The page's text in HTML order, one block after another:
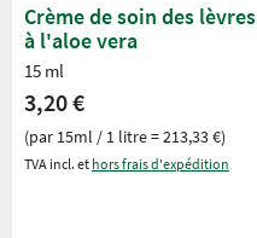
Crème de soin des lèvres
à l'aloe vera
15 ml
3,20 €
(par 15ml / 1 litre = 213,33 €)
TVA incl. et hors frais d'expédition